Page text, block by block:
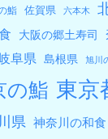
鮨 佐賀県 六本木
大阪の郷土寿司
阜県 島根県 旭川
の鮨 東京
県 神奈川の和食